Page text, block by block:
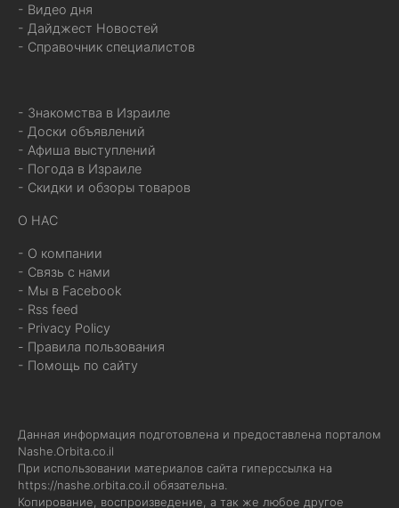
- Видео дня
- Дайджест Новостей
- Справочник специалистов
- Знакомства в Израиле
- Доски объявлений
- Афиша выступлений
- Погода в Израиле
- Скидки и обзоры товаров
О НАС
- О компании
- Связь с нами
- Мы в Facebook
- Rss feed
- Privacy Policy
- Правила пользования
- Помощь по сайту
Данная информация подготовлена и предоставлена порталом
Nashe.Orbita.co.il
При использовании материалов сайта гиперссылка на
https://nashe.orbita.co.il обязательна.
Копирование, воспроизведение, а так же любое другое